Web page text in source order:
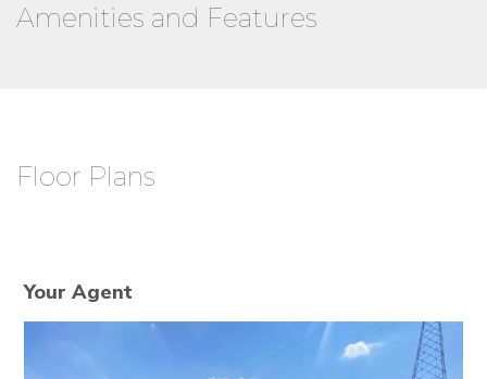
Amenities and Features
Floor Plans
Your Agent